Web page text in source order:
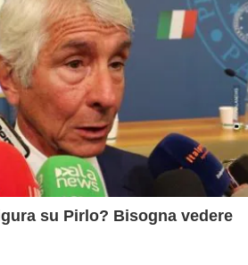
su Pirlo? Bisogna vedere